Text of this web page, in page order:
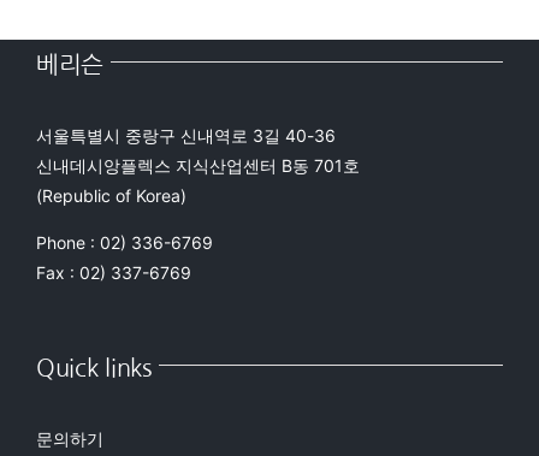
베리슨
서울특별시 중랑구 신내역로 3길 40-36
신내데시앙플렉스 지식산업센터 B동 701호
(Republic of Korea)
Phone : 02) 336-6769
Fax : 02) 337-6769
Quick links
문의하기